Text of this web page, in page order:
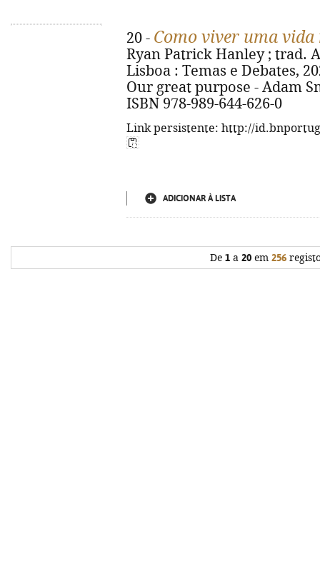
20 - Como viver uma
Ryan Patrick Hanley ; trad.
Lisboa : Temas e Debates,
Our great purpose - Adam
ISBN 978-989-644-626-0
Link persistente: http://
ADICIONAR À LISTA
De 1 a 20 em 256